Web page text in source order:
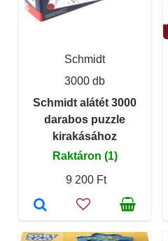
Schmidt
3000 db
Schmidt alátét 3000
darabos puzzle
kirakásához
Raktáron (1)
9 200 Ft